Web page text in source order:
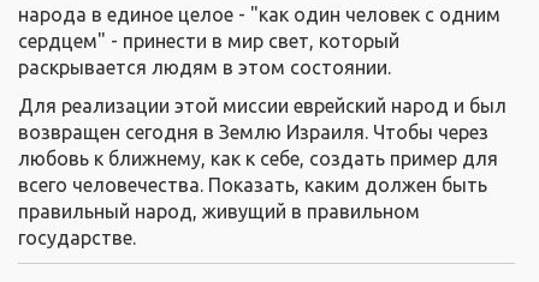
народа в единое целое - "как один человек с одним
сердцем" - принести в мир свет, который
раскрывается людям в этом состоянии.
Для реализации этой миссии еврейский народ и был
возвращен сегодня в Землю Израиля. Чтобы через
любовь к ближнему, как к себе, создать пример для
всего человечества. Показать, каким должен быть
правильный народ, живущий в правильном
государстве.